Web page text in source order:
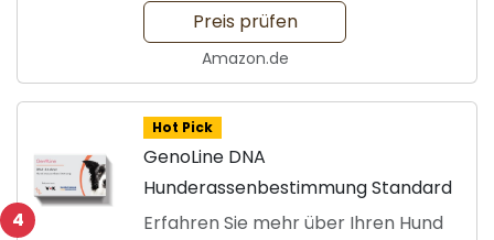
Preis prüfen
Amazon.de
4
Hot Pick
GenoLine DNA
Hunderassenbestimmung Standard
Erfahren Sie mehr über Ihren Hund